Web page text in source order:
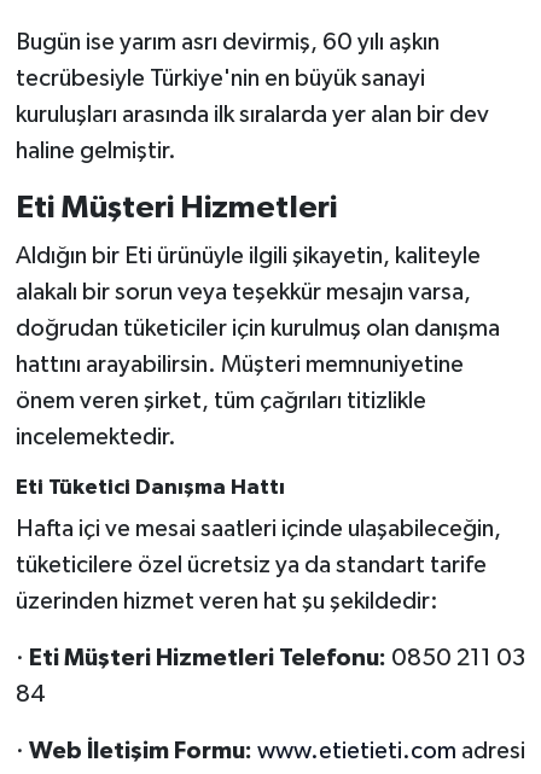
Bugün ise yarım asrı devirmiş, 60 yılı aşkın
tecrübesiyle Türkiye'nin en büyük sanayi
kuruluşları arasında ilk sıralarda yer alan bir dev
haline gelmiştir.
Eti Müşteri Hizmetleri
Aldığın bir Eti ürünüyle ilgili şikayetin, kaliteyle
alakalı bir sorun veya teşekkür mesajın varsa,
doğrudan tüketiciler için kurulmuş olan danışma
hattını arayabilirsin. Müşteri memnuniyetine
önem veren şirket, tüm çağrıları titizlikle
incelemektedir.
Eti Tüketici Danışma Hattı
Hafta içi ve mesai saatleri içinde ulaşabileceğin,
tüketicilere özel ücretsiz ya da standart tarife
üzerinden hizmet veren hat şu şekildedir:
· Eti Müşteri Hizmetleri Telefonu: 0850 211 03
84
· Web İletişim Formu: www.etietieti.com adresi